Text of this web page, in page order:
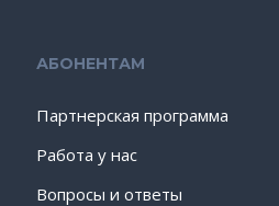
АБОНЕНТАМ
Партнерская программа
Работа у нас
Вопросы и ответы